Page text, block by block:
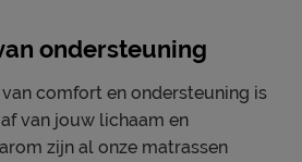
ondersteuning
comfort en ondersteuning is
van jouw lichaam en
zijn al onze matrassen